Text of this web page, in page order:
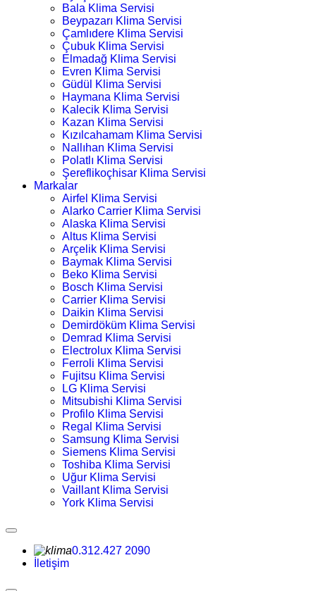
Bala Klima Servisi
Beypazarı Klima Servisi
Çamlıdere Klima Servisi
Çubuk Klima Servisi
Elmadağ Klima Servisi
Evren Klima Servisi
Güdül Klima Servisi
Haymana Klima Servisi
Kalecik Klima Servisi
Kazan Klima Servisi
Kızılcahamam Klima Servisi
Nallıhan Klima Servisi
Polatlı Klima Servisi
Şereflikoçhisar Klima Servisi
Markalar
Airfel Klima Servisi
Alarko Carrier Klima Servisi
Alaska Klima Servisi
Altus Klima Servisi
Arçelik Klima Servisi
Baymak Klima Servisi
Beko Klima Servisi
Bosch Klima Servisi
Carrier Klima Servisi
Daikin Klima Servisi
Demirdöküm Klima Servisi
Demrad Klima Servisi
Electrolux Klima Servisi
Ferroli Klima Servisi
Fujitsu Klima Servisi
LG Klima Servisi
Mitsubishi Klima Servisi
Profilo Klima Servisi
Regal Klima Servisi
Samsung Klima Servisi
Siemens Klima Servisi
Toshiba Klima Servisi
Uğur Klima Servisi
Vaillant Klima Servisi
York Klima Servisi
0.312.427 2090
İletişim